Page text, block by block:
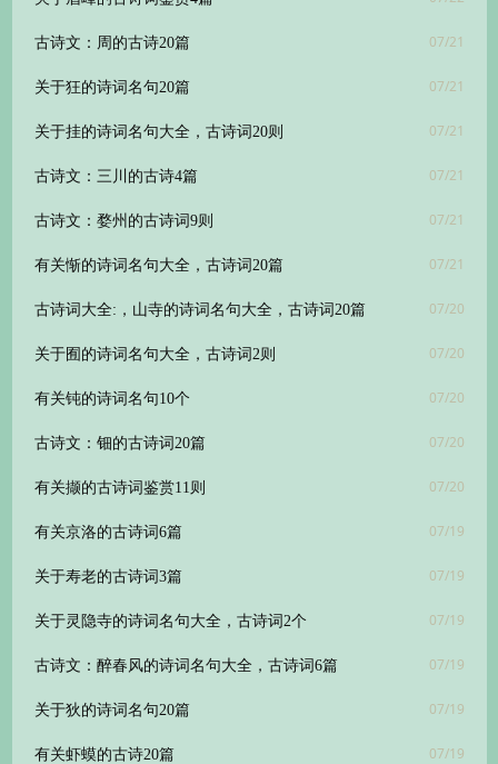
07/21
古诗文：周的古诗20篇
07/21
关于狂的诗词名句20篇
07/21
关于挂的诗词名句大全，古诗词20则
07/21
古诗文：三川的古诗4篇
07/21
古诗文：婺州的古诗词9则
07/21
有关惭的诗词名句大全，古诗词20篇
07/20
古诗词大全:，山寺的诗词名句大全，古诗词20篇
07/20
关于囿的诗词名句大全，古诗词2则
07/20
有关钝的诗词名句10个
07/20
古诗文：钿的古诗词20篇
07/20
有关撷的古诗词鉴赏11则
07/19
有关京洛的古诗词6篇
07/19
关于寿老的古诗词3篇
07/19
关于灵隐寺的诗词名句大全，古诗词2个
07/19
古诗文：醉春风的诗词名句大全，古诗词6篇
07/19
关于狄的诗词名句20篇
07/19
有关虾蟆的古诗20篇